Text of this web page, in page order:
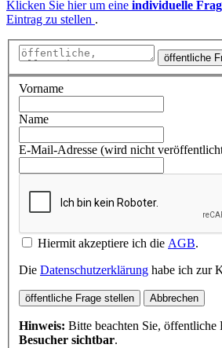
Klicken Sie hier um eine individuelle
Eintrag zu stellen .
öffentliche
Vorname
Name
E-Mail-Adresse (wird nicht
Hiermit akzeptiere ich die AGB.
Die Datenschutzerklärung habe ich zur
öffentliche Frage stellen Abbrechen
Hinweis: Bitte beachten Sie, öffentliche
Besucher sichtbar.